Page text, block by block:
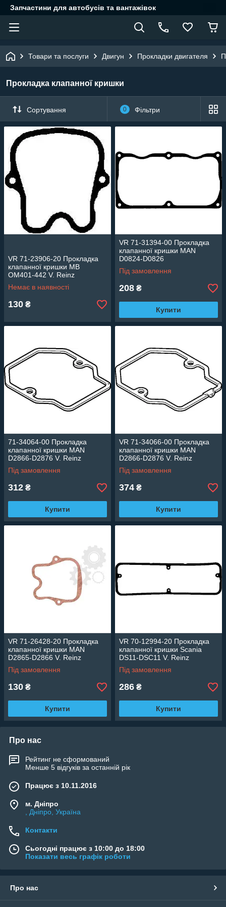
Запчастини для автобусів та вантажівок
Товари та послуги Двигун Прокладки двигателя
Прокладка клапанної кришки
Сортування 0 Фільтри
VR 71-23906-20 Прокладка
клапанної кришки MB
OM401-442 V. Reinz
Немає в наявності
130 ₴
VR 71-31394-00 Прокладка
клапанної кришки MAN
D0824-D0826
Під замовлення
208 ₴
Купити
71-34064-00 Прокладка
клапанної кришки MAN
D2866-D2876 V. Reinz
Під замовлення
312 ₴
Купити
VR 71-34066-00 Прокладка
клапанної кришки MAN
D2866-D2876 V. Reinz
Під замовлення
374 ₴
Купити
VR 71-26428-20 Прокладка
клапанної кришки MAN
D2865-D2866 V. Reinz
Під замовлення
130 ₴
Купити
VR 70-12994-20 Прокладка
клапанної кришки Scania
DS11-DSC11 V. Reinz
Під замовлення
286 ₴
Купити
Про нас
Рейтинг не сформований
Менше 5 відгуків за останній рік
Працює з 10.11.2016
м. Дніпро
, Дніпро, Україна
Контакти
Сьогодні працює з 10:00 до 18:00
Показати весь графік роботи
Про нас